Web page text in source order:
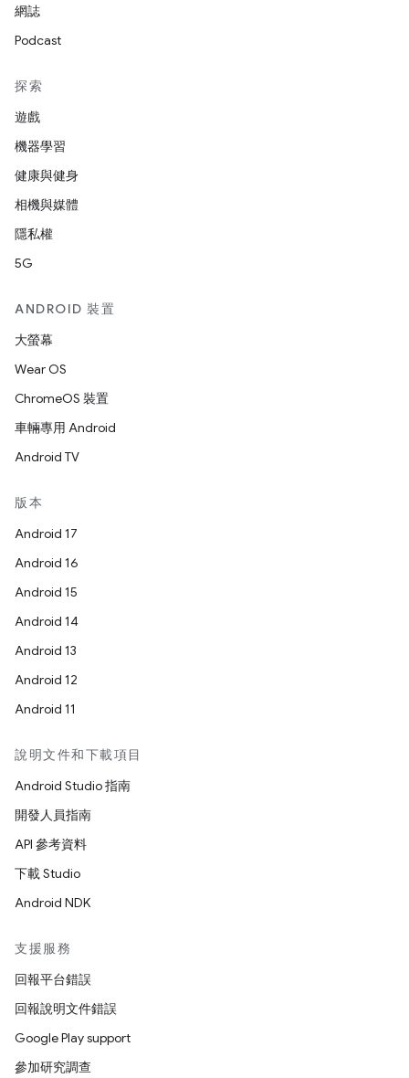
網誌
Podcast
探索
遊戲
機器學習
健康與健身
相機與媒體
隱私權
5G
ANDROID 裝置
大螢幕
Wear OS
ChromeOS 裝置
車輛專用 Android
Android TV
版本
Android 17
Android 16
Android 15
Android 14
Android 13
Android 12
Android 11
說明文件和下載項目
Android Studio 指南
開發人員指南
API 參考資料
下載 Studio
Android NDK
支援服務
回報平台錯誤
回報說明文件錯誤
Google Play support
參加研究調查